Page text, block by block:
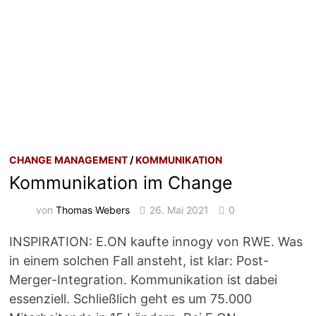
CHANGE MANAGEMENT /KOMMUNIKATION
Kommunikation im Change
vonThomas Webers 26. Mai 2021 0
INSPIRATION: E.ON kaufte innogy von RWE. Was
in einem solchen Fall ansteht, ist klar: Post-
Merger-Integration. Kommunikation ist dabei
essenziell. Schließlich geht es um 75.000